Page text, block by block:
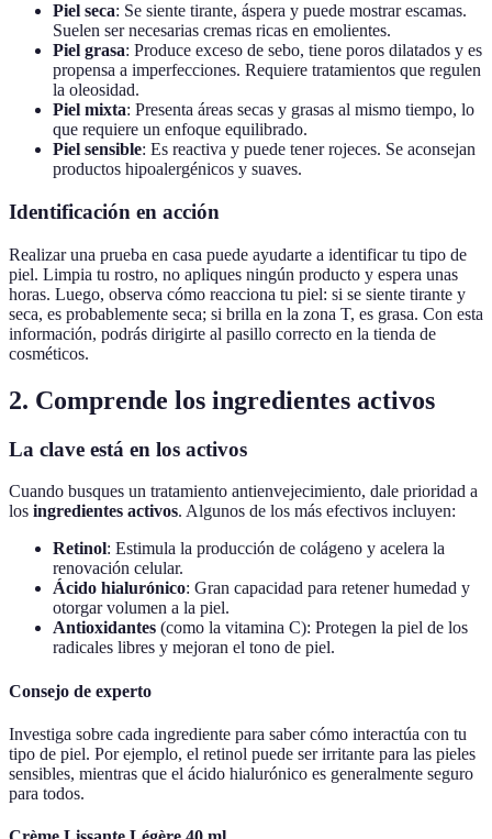
Piel seca: Se siente tirante, áspera y puede mostrar escamas.
Suelen ser necesarias cremas ricas en emolientes.
Piel grasa: Produce exceso de sebo, tiene poros dilatados y es
propensa a imperfecciones. Requiere tratamientos que regulen
la oleosidad.
Piel mixta: Presenta áreas secas y grasas al mismo tiempo, lo
que requiere un enfoque equilibrado.
Piel sensible: Es reactiva y puede tener rojeces. Se aconsejan
productos hipoalergénicos y suaves.
Identificación en acción
Realizar una prueba en casa puede ayudarte a identificar tu tipo de
piel. Limpia tu rostro, no apliques ningún producto y espera unas
horas. Luego, observa cómo reacciona tu piel: si se siente tirante y
seca, es probablemente seca; si brilla en la zona T, es grasa. Con esta
información, podrás dirigirte al pasillo correcto en la tienda de
cosméticos.
2. Comprende los ingredientes activos
La clave está en los activos
Cuando busques un tratamiento antienvejecimiento, dale prioridad a
los ingredientes activos. Algunos de los más efectivos incluyen:
Retinol: Estimula la producción de colágeno y acelera la
renovación celular.
Ácido hialurónico: Gran capacidad para retener humedad y
otorgar volumen a la piel.
Antioxidantes (como la vitamina C): Protegen la piel de los
radicales libres y mejoran el tono de piel.
Consejo de experto
Investiga sobre cada ingrediente para saber cómo interactúa con tu
tipo de piel. Por ejemplo, el retinol puede ser irritante para las pieles
sensibles, mientras que el ácido hialurónico es generalmente seguro
para todos.